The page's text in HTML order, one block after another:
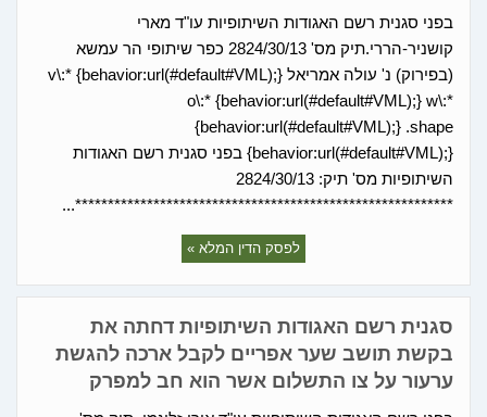
בפני סגנית רשם האגודות השיתופיות עו"ד מארי
קושניר-הררי.תיק מס' 2824/30/13 כפר שיתופי הר עמשא
(בפירוק) נ' עולה אמריאל v\:* {behavior:url(#default#VML);}
o\:* {behavior:url(#default#VML);} w\:*
{behavior:url(#default#VML);} .shape
{behavior:url(#default#VML);} בפני סגנית רשם האגודות
השיתופיות מס' תיק: 2824/30/13
**********************************************************...
לפסק הדין המלא »
סגנית רשם האגודות השיתופיות דחתה את
בקשת תושב שער אפריים לקבל ארכה להגשת
ערעור על צו התשלום אשר הוא חב למפרק